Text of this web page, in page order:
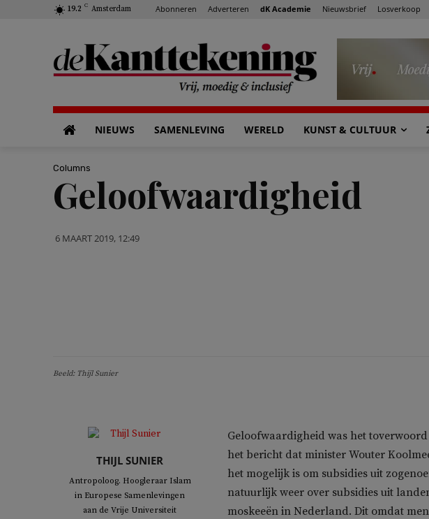
19.2 C Amsterdam Abonneren Adverteren dK Academie Nieuwsbrief Losverkoop
NIEUWS SAMENLEVING WERELD KUNST & CULTUUR
Columns
Geloofwaardigheid
6 MAART 2019, 12:49
Beeld: Thijl Sunier
THIJL SUNIER
Antropoloog. Hoogleraar Islam
in Europese Samenlevingen
aan de Vrije Universiteit
Geloofwaardigheid was het
het bericht dat minister Wouter
het mogelijk is om subsidies uit
natuurlijk weer over subsidies uit
moskeeën in Nederland. Dit omdat